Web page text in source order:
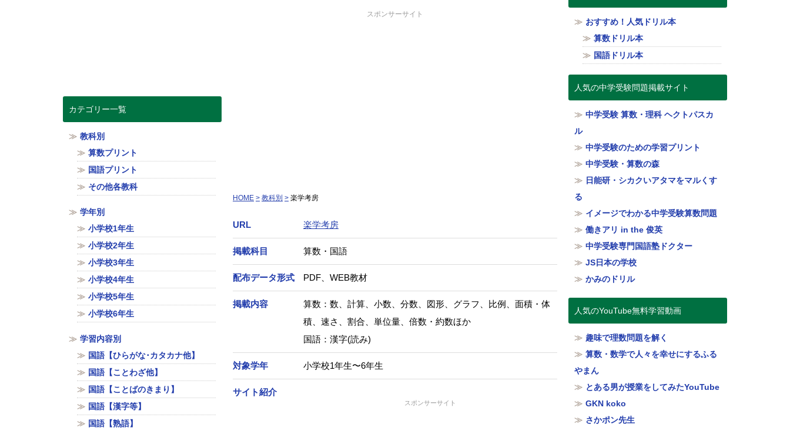
スポンサーサイト
HOME 教科別 楽学考房
URL 楽学考房
掲載科目 算数・国語
配布データ形式 PDF、WEB教材
掲載内容
算数：数、計算、小数、分数、図形、グラフ、比例、面積・体
積、速さ、割合、単位量、倍数・約数ほか
国語：漢字(読み)
対象学年 小学校1年生〜6年生
サイト紹介
スポンサーサイト
カテゴリー一覧
教科別
算数プリント
国語プリント
その他各教科
学年別
小学校1年生
小学校2年生
小学校3年生
小学校4年生
小学校5年生
小学校6年生
学習内容別
国語【ひらがな･カタカナ他】
国語【ことわざ他】
国語【ことばのきまり】
国語【漢字等】
国語【熟語】
おすすめ！人気ドリル本
算数ドリル本
国語ドリル本
人気の中学受験問題掲載サイト
中学受験 算数・理科 ヘクトパスカ
ル
中学受験のための学習プリント
中学受験・算数の森
日能研・シカクいアタマをマルくす
る
イメージでわかる中学受験算数問題
働きアリ in the 俊英
中学受験専門国語塾ドクター
JS日本の学校
かみのドリル
人気のYouTube無料学習動画
趣味で理数問題を解く
算数・数学で人々を幸せにするふる
やまん
とある男が授業をしてみたYouTube
GKN koko
さかポン先生